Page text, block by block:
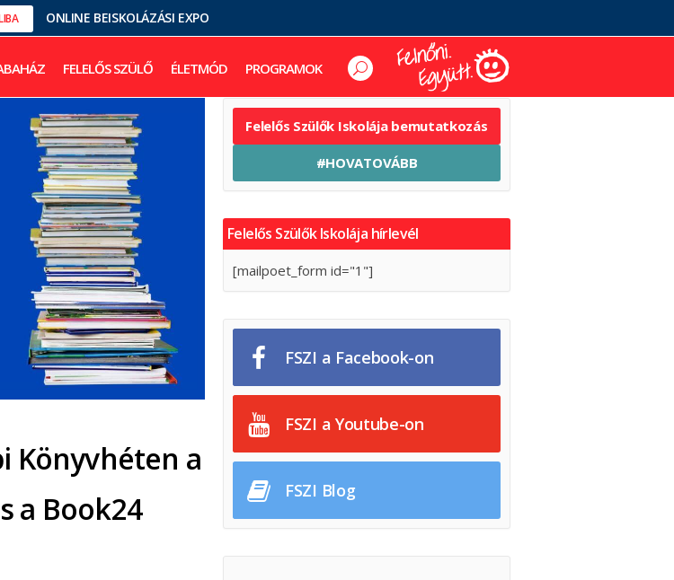
ONLINE BEISKOLÁZÁSI EXPO
FELELŐS SZÜLŐ ÉLETMÓD PROGRAMOK
Könyvhéten a
a Book24
Felelős Szülők Iskolája bemutatkozás
#HOVATOVÁBB
Felelős Szülők Iskolája hírlevél
[mailpoet_form id="1"]
FSZI a Facebook-on
FSZI a Youtube-on
FSZI Blog